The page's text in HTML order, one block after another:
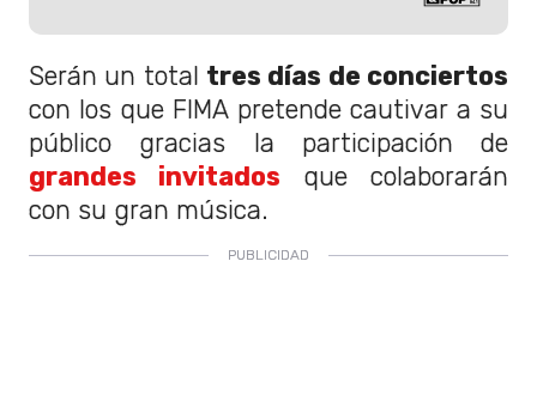
Serán un total tres días de conciertos
con los que FIMA pretende cautivar a su
público gracias la participación de
grandes invitados que colaborarán
con su gran música.